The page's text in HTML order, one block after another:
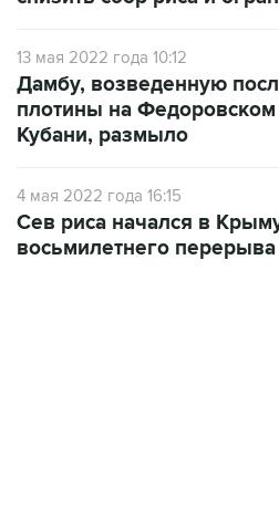
13 мая 2022 года 10:12
плотины на Федоровском
Кубани, размыло
4 мая 2022 года 16:15
восьмилетнего перерыва